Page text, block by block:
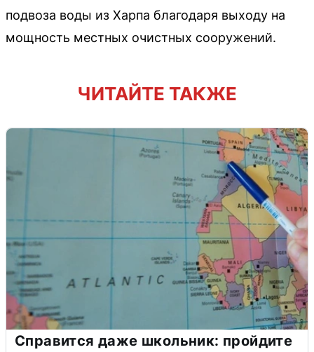
подвоза воды из Харпа благодаря выходу на
мощность местных очистных сооружений.
ЧИТАЙТЕ ТАКЖЕ
Справится даже школьник: пройдите